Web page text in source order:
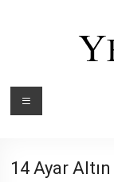
Yezra
Muhteşem
Menü
14 Ayar